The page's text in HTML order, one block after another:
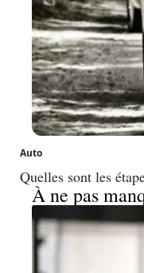
Auto
Quelles sont les
À ne pas